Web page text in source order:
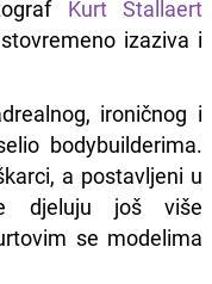
Kurt Stallaert
izaziva i
ironičnog i
bodybuilderima.
a postavljeni u
djeluju još više
se modelima